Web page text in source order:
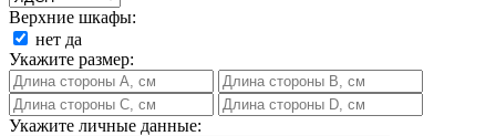
Верхние шкафы:
нет да
Укажите размер:
Укажите личные данные: